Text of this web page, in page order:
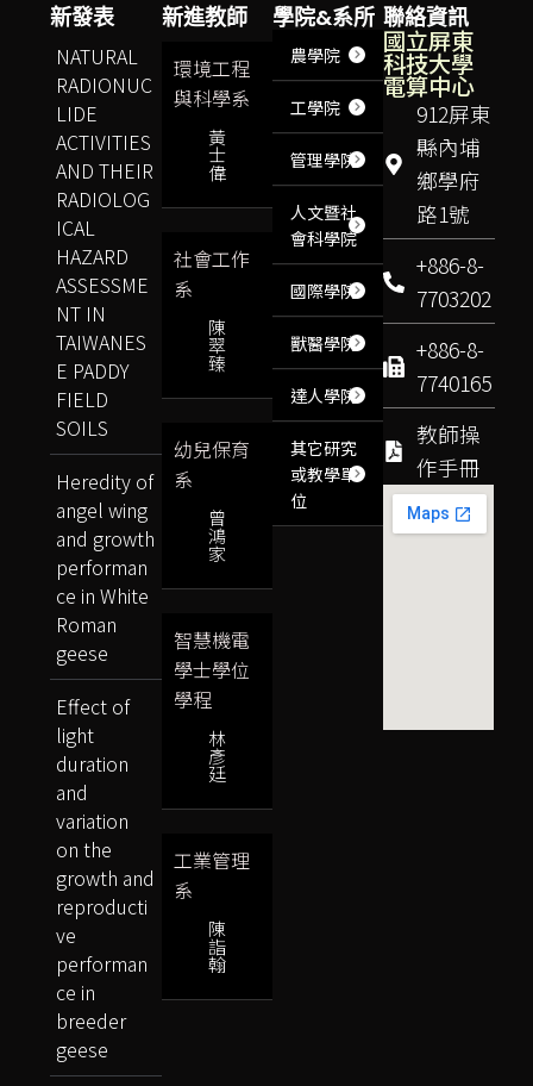
聯絡資訊
國立屏東
科技大學
電算中心
912屏東
縣內埔
鄉學府
路1號
+886-8-
7703202
+886-8-
7740165
教師操
作手冊
學院&系所
農學院
工學院
管理學院
人文暨社
會科學院
國際學院
獸醫學院
達人學院
其它研究
或教學單
位
新進教師
環境工程
與科學系
黃
士
偉
社會工作
系
陳
翠
臻
幼兒保育
系
曾
鴻
家
智慧機電
學士學位
學程
林
彥
廷
工業管理
系
陳
詣
翰
新發表
NATURAL
RADIONUC
LIDE
ACTIVITIES
AND THEIR
RADIOLOG
ICAL
HAZARD
ASSESSME
NT IN
TAIWANES
E PADDY
FIELD
SOILS
Heredity of
angel wing
and growth
performan
ce in White
Roman
geese
Effect of
light
duration
and
variation
on the
growth and
reproducti
ve
performan
ce in
breeder
geese